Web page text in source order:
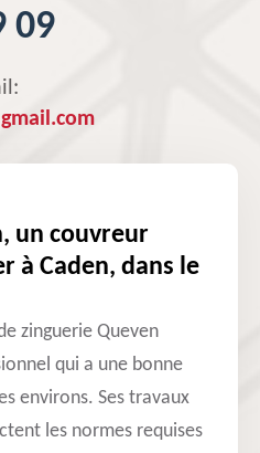
09
un couvreur
à Caden, dans le
zinguerie Queven
qui a une bonne
environs. Ses travaux
les normes requises